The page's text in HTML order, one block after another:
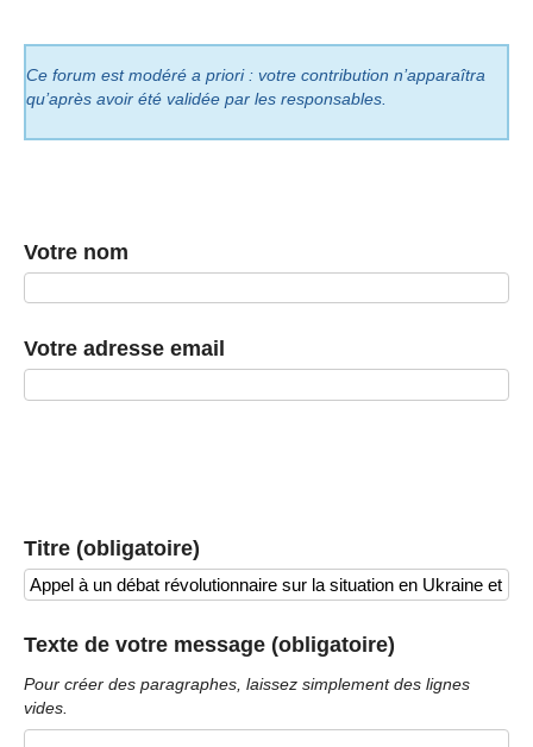
Ce forum est modéré a priori : votre contribution n’apparaîtra
qu’après avoir été validée par les responsables.
Votre nom
Votre adresse email
Titre (obligatoire)
Texte de votre message (obligatoire)
Pour créer des paragraphes, laissez simplement des lignes
vides.